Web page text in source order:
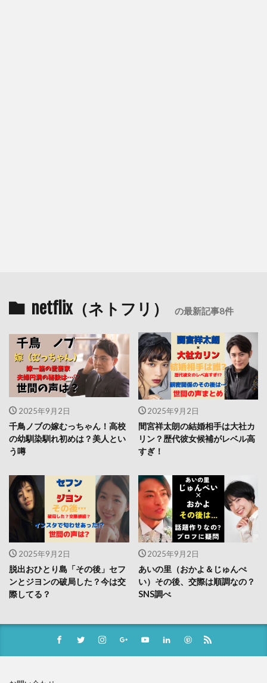
netflix（ネトフリ） の最新記事8件
2025年9月2日
千鳥ノブの嫁むっちゃん！高校
の幼馴染馴れ初めは？美人とい
う噂
2025年9月2日
間宮祥太朗の結婚相手は大社カ
リン？歴代彼女候補がレベル高
すぎ！
2025年9月2日
脱出おひとり島「その後」セフ
ンとジヨンの破局した？今は交
際してる？
2025年9月2日
あいの里（おかよ＆じゅんぺ
い）その後、交際は順調なの？
SNS調べ